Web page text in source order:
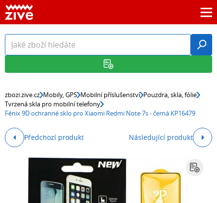
zbozi.zive.cz Mobily, GPS Mobilní příslušenství Pouzdra, skla, fólie
Tvrzená skla pro mobilní telefony
Fénix 9D ochranné sklo pro Xiaomi Redmi Note 7s - černá KP16479
Předchozí produkt Následující produkt